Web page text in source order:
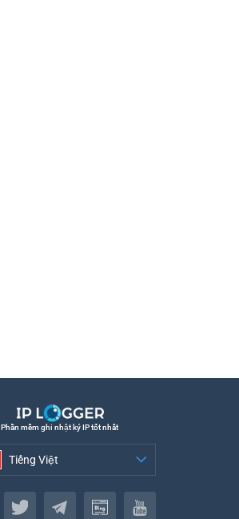
Phần mềm ghi nhật ký IP tốt nhất
Tiếng Việt
Tiếng Việt